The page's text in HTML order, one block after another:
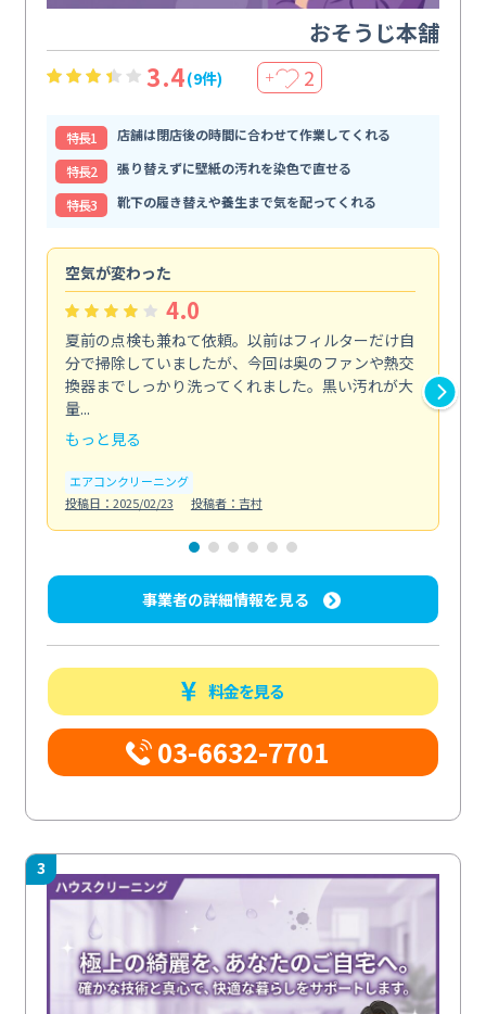
おそうじ本舗
3.4(9件) ＋ 2
特⻑1
店舗は閉店後の時間に合わせて作業してくれる
特⻑2
張り替えずに壁紙の汚れを染色で直せる
特⻑3
靴下の履き替えや養生まで気を配ってくれる
空気が変わった
4.0
夏前の点検も兼ねて依頼。以前はフィルターだけ自
分で掃除していましたが、今回は奥のファンや熱交
換器までしっかり洗ってくれました。黒い汚れが大
量...
もっと見る
エアコンクリーニング
投稿日：2025/02/23
投稿者：吉村
事業者の詳細情報を見る
料金を見る
03-6632-7701
3